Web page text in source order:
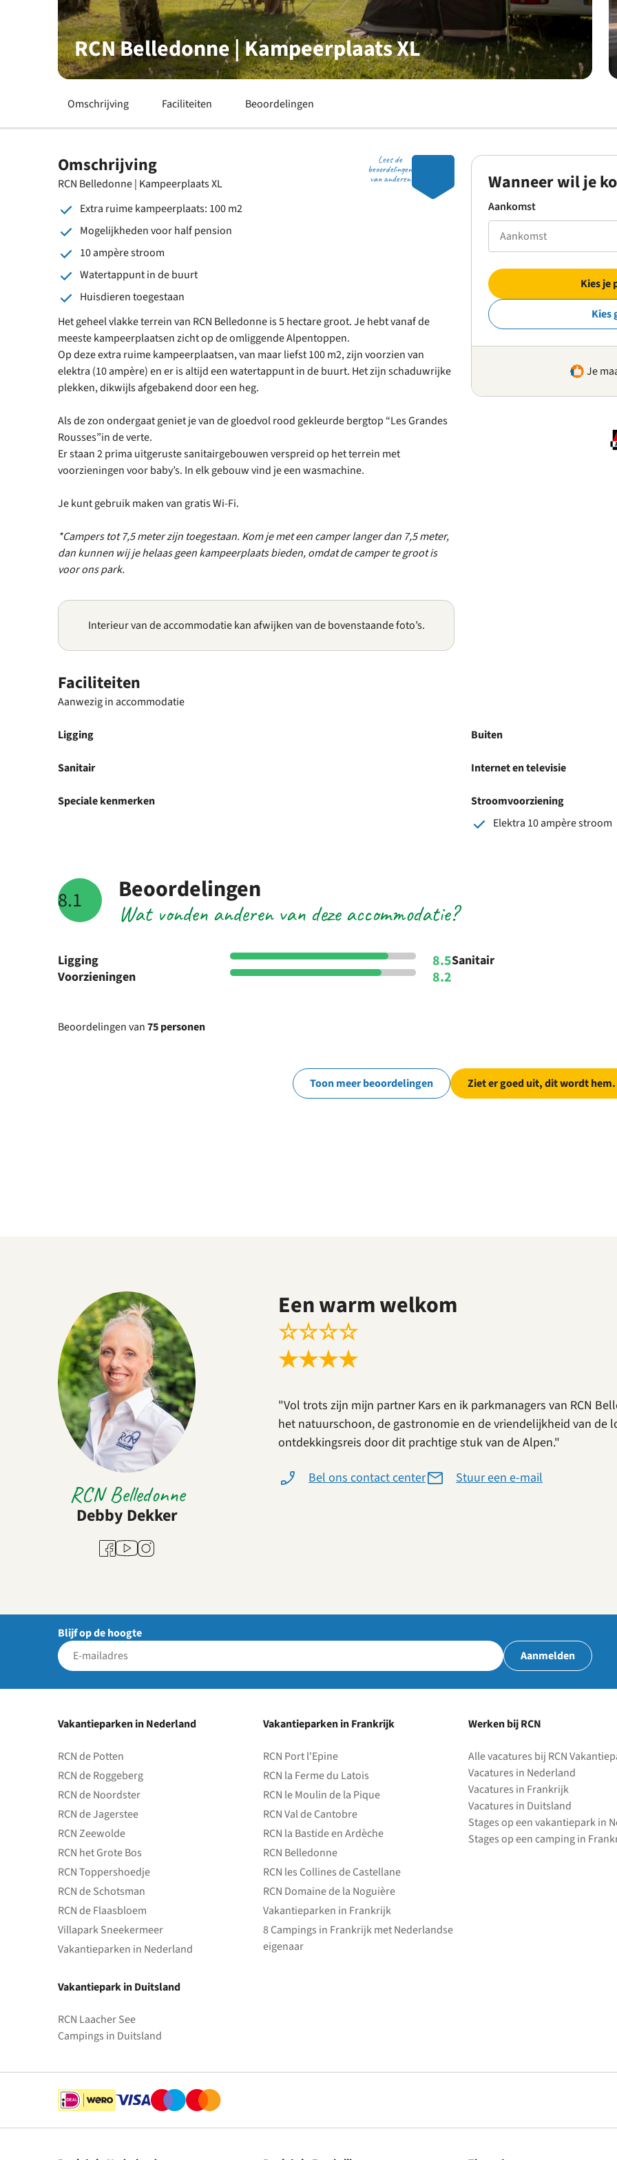
RCN Belledonne | Kampeerplaats XL
Omschrijving Faciliteiten Beoordelingen
Lees de
beoordelingen
van anderen
Omschrijving
RCN Belledonne | Kampeerplaats XL
Extra ruime kampeerplaats: 100 m2
Mogelijkheden voor half pension
10 ampère stroom
Watertappunt in de buurt
Huisdieren toegestaan
Het geheel vlakke terrein van RCN Belledonne is 5 hectare groot. Je hebt vanaf de
meeste kampeerplaatsen zicht op de omliggende Alpentoppen.
Op deze extra ruime kampeerplaatsen, van maar liefst 100 m2, zijn voorzien van
elektra (10 ampère) en er is altijd een watertappunt in de buurt. Het zijn schaduwrijke
plekken, dikwijls afgebakend door een heg.
Als de zon ondergaat geniet je van de gloedvol rood gekleurde bergtop “Les Grandes
Rousses”in de verte.
Er staan 2 prima uitgeruste sanitairgebouwen verspreid op het terrein met
voorzieningen voor baby’s. In elk gebouw vind je een wasmachine.
Je kunt gebruik maken van gratis Wi-Fi.
*Campers tot 7,5 meter zijn toegestaan. Kom je met een camper langer dan 7,5 meter,
dan kunnen wij je helaas geen kampeerplaats bieden, omdat de camper te groot is
voor ons park.
Interieur van de accommodatie kan afwijken van de bovenstaande foto’s.
Wanneer wil je
Aankomst
Kies je
Kies
Je
Faciliteiten
Aanwezig in accommodatie
Ligging Buiten
Sanitair Internet en televisie
Speciale kenmerken
Stroomvoorziening
Elektra 10 ampère stroom
8.1 Wat vonden anderen van deze accommodatie?
Beoordelingen
Ligging 8.5Sanitair
Voorzieningen
8.2
Beoordelingen van75 personen
Toon meer beoordelingen Ziet er goed uit, dit wordt hem.
RCN Belledonne
Debby Dekker
Facebook
YoutubeInstagram
Een warm welkom
☆☆☆☆
★★★★
"Vol trots zijn mijn partner Kars en ik parkmanagers van RCN
het natuurschoon, de gastronomie en de vriendelijkheid van de
ontdekkingsreis door dit prachtige stuk van de Alpen."
Bel ons contact center Stuur een e-mail
Blijf op de hoogte
Aanmelden
Vakantieparken in Nederland
RCN de Potten
RCN de Roggeberg
RCN de Noordster
RCN de Jagerstee
RCN Zeewolde
RCN het Grote Bos
RCN Toppershoedje
RCN de Schotsman
RCN de Flaasbloem
Villapark Sneekermeer
Vakantieparken in Nederland
Vakantiepark in Duitsland
RCN Laacher See
Campings in Duitsland
Vakantieparken in Frankrijk
RCN Port l'Epine
RCN la Ferme du Latois
RCN le Moulin de la Pique
RCN Val de Cantobre
RCN la Bastide en Ardèche
RCN Belledonne
RCN les Collines de Castellane
RCN Domaine de la Noguière
Vakantieparken in Frankrijk
8 Campings in Frankrijk met Nederlandse
eigenaar
Werken bij RCN
Alle vacatures bij RCN
Vacatures in Nederland
Vacatures in Frankrijk
Vacatures in Duitsland
Stages op een vakantiepark in
Stages op een camping in